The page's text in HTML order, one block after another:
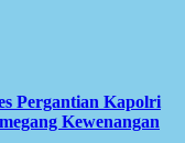
Pergantian Kapolri
Kewenangan